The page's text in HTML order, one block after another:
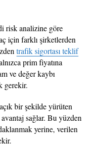
risk analizine göre
için farklı şirketlerden
trafik sigortası teklif
prim fiyatına
ve değer kaybı
gerekir.
bir şekilde yürüten
sağlar. Bu yüzden
yerine, verilen